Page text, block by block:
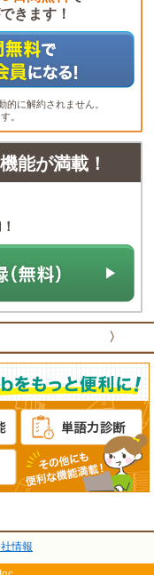
きます！
に解約されません。
。
能が満載！
〉
情報